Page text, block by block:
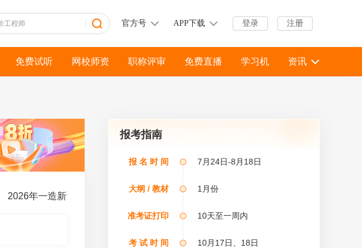
登录 注册
官方号 APP下载
免费试听 网校师资 职称评审 免费直播 学习机 资讯
2026年一造新课全新上线
报考指南
报 名 时 间 7月24日-8月18日
大纲 / 教材 1月份
准考证打印 10天至一周内
考 试 时 间 10月17日、18日